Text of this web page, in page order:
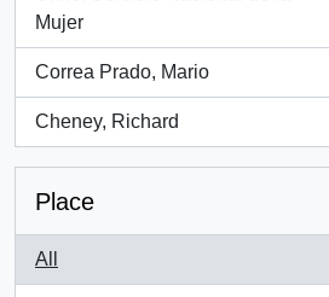
Mujer
, 1 results
Correa Prado, Mario
, 1 results
Cheney, Richard
, 1 results
Place
All